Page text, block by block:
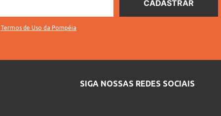
Termos de Uso da Pompéia
SIGA NOSSAS REDES SOCIAIS